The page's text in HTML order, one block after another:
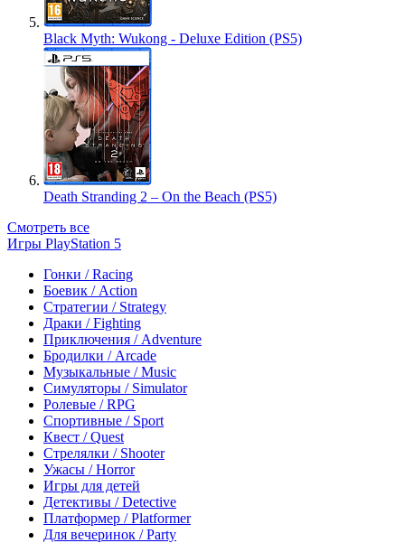
Black Myth: Wukong - Deluxe Edition (PS5)
Death Stranding 2 – On the Beach (PS5)
Смотреть все
Игры PlayStation 5
Гонки / Racing
Боевик / Action
Стратегии / Strategy
Драки / Fighting
Приключения / Adventure
Бродилки / Arcade
Музыкальные / Music
Симуляторы / Simulator
Ролевые / RPG
Спортивные / Sport
Квест / Quest
Стрелялки / Shooter
Ужасы / Horror
Игры для детей
Детективы / Detective
Платформер / Platformer
Для вечеринок / Party